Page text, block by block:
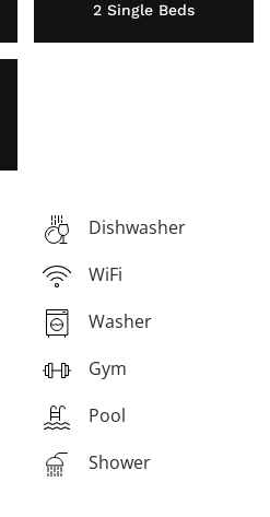
2 Single Beds
Dishwasher
WiFi
Washer
Gym
Pool
Shower